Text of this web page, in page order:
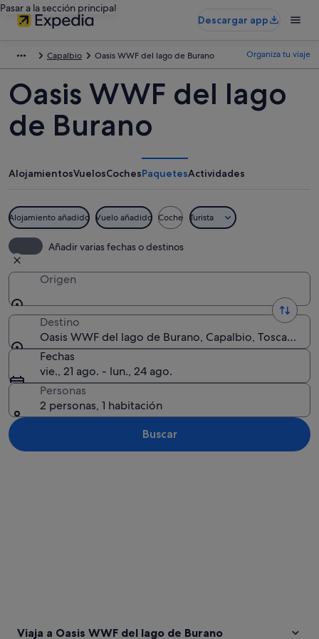
Pasar a la sección principal
Descargar app
Capalbio Oasis WWF del lago de Burano Organiza tu viaje
Oasis WWF del lago
de Burano
AlojamientosVuelosCochesPaquetesActividades
Alojamiento añadido Vuelo añadido Coche Turista
Añadir varias fechas o destinos
Origen
Destino
Oasis WWF del lago de Burano, Capalbio, Toscana,
Fechas
vie., 21 ago. - lun., 24 ago.
Personas
2 personas, 1 habitación
Buscar
Viaja a Oasis WWF del lago de Burano